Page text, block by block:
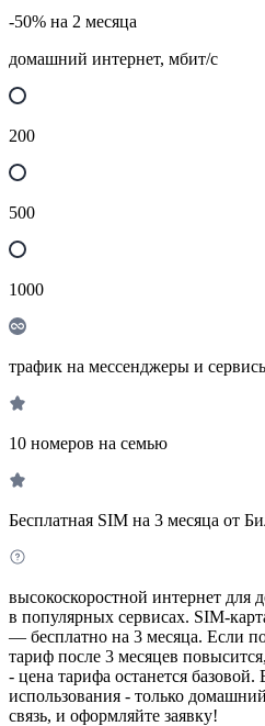
-50% на 2 месяца
домашний интернет, мбит/с
200
500
1000
трафик на мессенджеры и
10 номеров на семью
Бесплатная SIM на 3 месяца от
высокоскоростной интернет для
в популярных сервисах. SIM-
— бесплатно на 3 месяца. Если
тариф после 3 месяцев
- цена тарифа останется
использования - только
связь, и оформляйте заявку!